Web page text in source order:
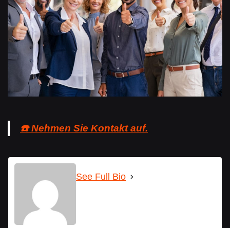
☎️ Nehmen Sie Kontakt auf.
See Full Bio